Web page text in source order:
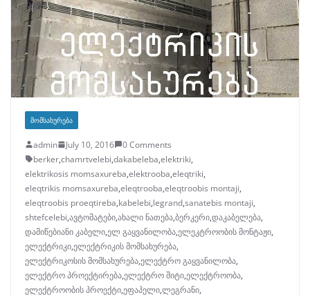
ᲛᲝᲛᲡᲐᲮᲣᲠᲔᲑᲐ
admin July 10, 2016
0 Comments
berker,chamrtvelebi,dakabeleba,elektriki,
elektrikosis momsaxureba,elektrooba,eleqtriki,
eleqtrikis momsaxureba,eleqtrooba,eleqtroobis montaji,
eleqtroobis proeqtireba,kabelebi,legrand,sanatebis montaji,
shtefcelebi,ავტომატები,ახალი ნათება,ბერკერი,დაკაბელება,
დამიწებიანი კაბელი,ელ გაყვანილობა,ელეკტროობის მონტაჟი,
ელექტრიკი,ელექტრიკის მომსახურება,
ელექტრიკოსის მომსახურება,ელექტრო გაყვანილობა,
ელექტრო პროექტირება,ელექტრო შიტი,ელექტროობა,
ელექტროობის პროექტი,ეფაპელი,ლეგრანი,